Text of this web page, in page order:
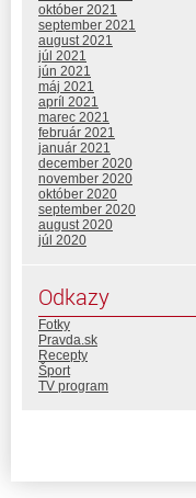
október 2021
september 2021
august 2021
júl 2021
jún 2021
máj 2021
apríl 2021
marec 2021
február 2021
január 2021
december 2020
november 2020
október 2020
september 2020
august 2020
júl 2020
Odkazy
Fotky
Pravda.sk
Recepty
Šport
TV program